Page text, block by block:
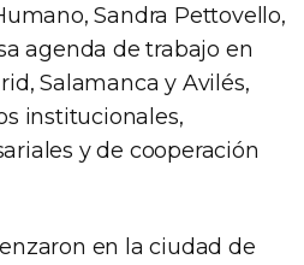
Sandra Pettovello,
agenda de trabajo en
Salamanca y Avilés,
institucionales,
y de cooperación
en la ciudad de